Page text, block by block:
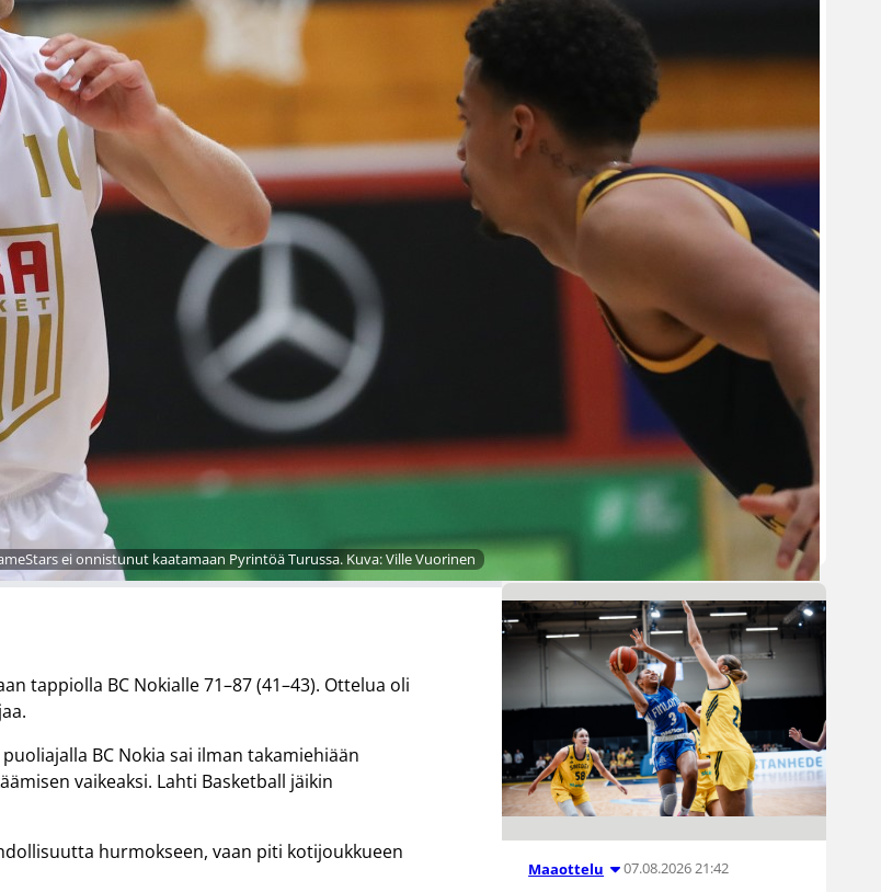
ei onnistunut kaatamaan Pyrintöä Turussa. Kuva: Ville Vuorinen
tappiolla BC Nokialle 71–87 (41–43). Ottelua oli
BC Nokia sai ilman takamiehiään
vaikeaksi. Lahti Basketball jäikin
hurmokseen, vaan piti kotijoukkueen
Luxemburgin
– EM-kisojen
voittotili
aukesi
vakuuttavalla
pelillä
Suomen 16-vuotiaat pojat
ottivat vakuuttavan 85–45-voiton
Luxemburgista B-divisioonan
EM-kilpailuissa johtamalla
ottelua alusta loppuun. Suomi
kohtaa huomenna Ruotsin klo
19.30 Suomen aikaa.
Maaottelu 07.08.2026 21:42